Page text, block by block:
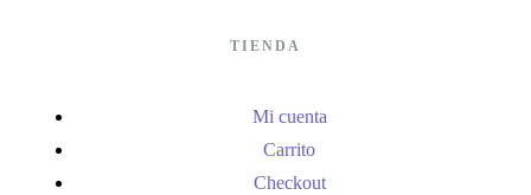
TIENDA
Mi cuenta
Carrito
Checkout